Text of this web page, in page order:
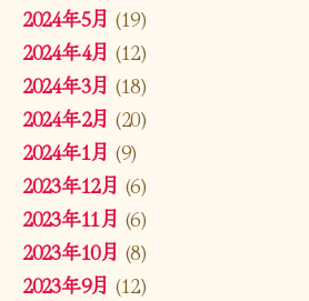
2024年5月 (19)
2024年4月 (12)
2024年3月 (18)
2024年2月 (20)
2024年1月 (9)
2023年12月 (6)
2023年11月 (6)
2023年10月 (8)
2023年9月 (12)